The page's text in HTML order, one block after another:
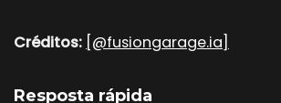
Créditos: [@fusiongarage.ia]
Resposta rápida